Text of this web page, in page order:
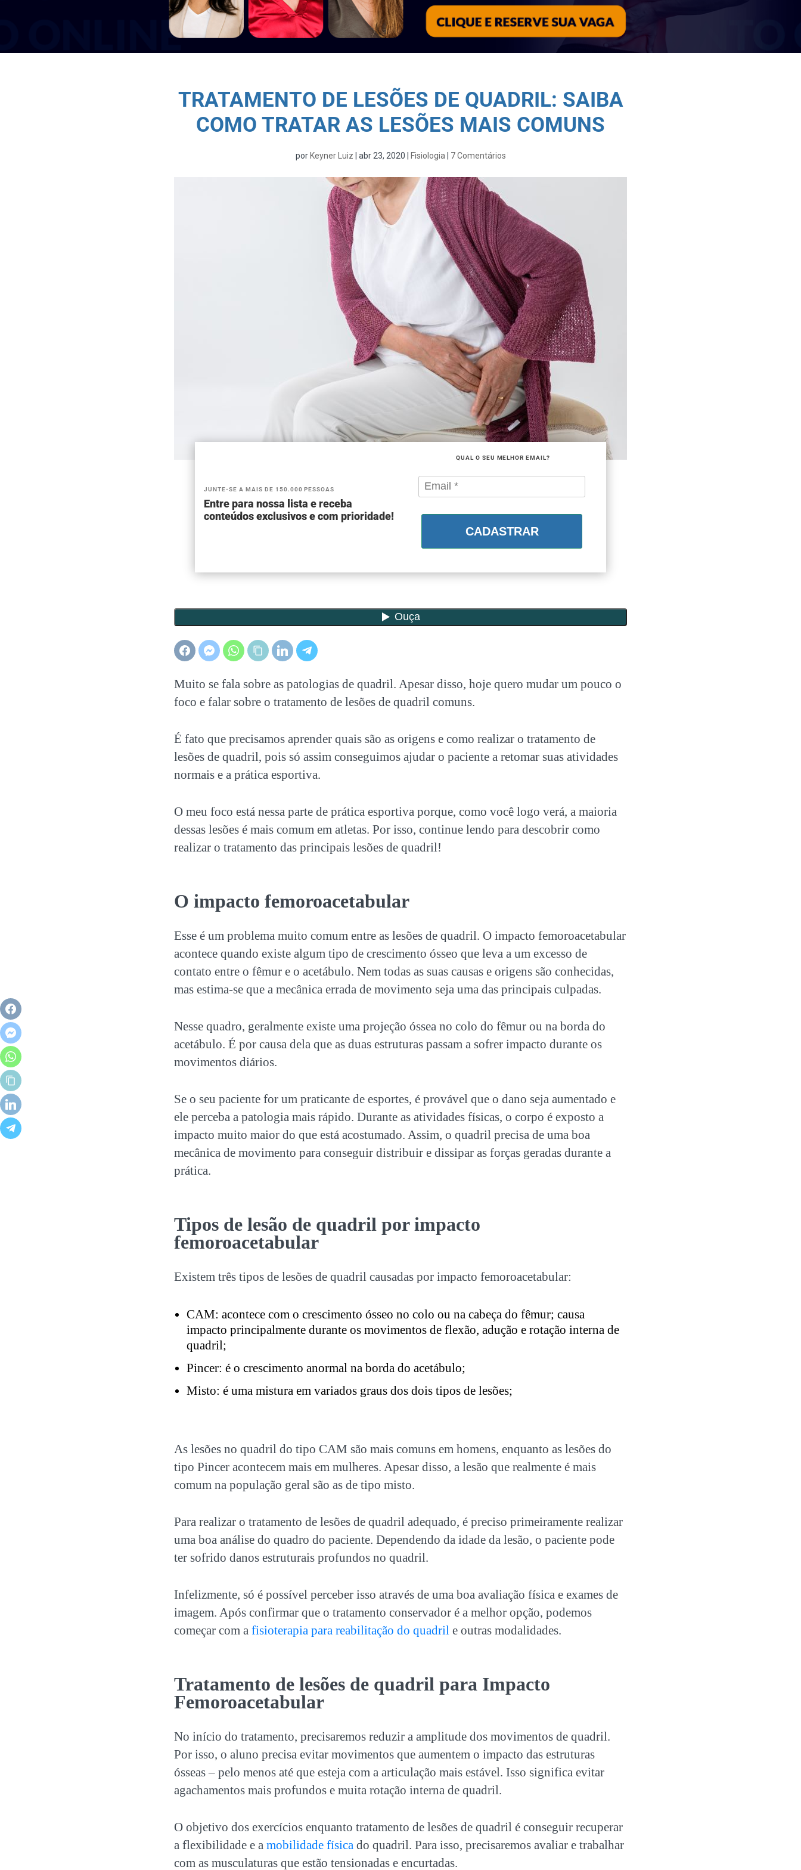
TRATAMENTO DE LESÕES DE QUADRIL: SAIBA
COMO TRATAR AS LESÕES MAIS COMUNS
por Keyner Luiz abr 23, 2020 Fisiologia 7 Comentários
JUNTE-SE A MAIS DE 150.000 PESSOAS
Entre para nossa lista e receba
conteúdos exclusivos e com prioridade!
QUAL O SEU MELHOR EMAIL?
CADASTRAR
Muito se fala sobre as patologias de quadril. Apesar disso, hoje quero mudar um pouco o
foco e falar sobre o tratamento de lesões de quadril comuns.
É fato que precisamos aprender quais são as origens e como realizar o tratamento de
lesões de quadril, pois só assim conseguimos ajudar o paciente a retomar suas atividades
normais e a prática esportiva.
O meu foco está nessa parte de prática esportiva porque, como você logo verá, a maioria
dessas lesões é mais comum em atletas. Por isso, continue lendo para descobrir como
realizar o tratamento das principais lesões de quadril!
O impacto femoroacetabular
Esse é um problema muito comum entre as lesões de quadril. O impacto femoroacetabular
acontece quando existe algum tipo de crescimento ósseo que leva a um excesso de
contato entre o fêmur e o acetábulo. Nem todas as suas causas e origens são conhecidas,
mas estima-se que a mecânica errada de movimento seja uma das principais culpadas.
Nesse quadro, geralmente existe uma projeção óssea no colo do fêmur ou na borda do
acetábulo. É por causa dela que as duas estruturas passam a sofrer impacto durante os
movimentos diários.
Se o seu paciente for um praticante de esportes, é provável que o dano seja aumentado e
ele perceba a patologia mais rápido. Durante as atividades físicas, o corpo é exposto a
impacto muito maior do que está acostumado. Assim, o quadril precisa de uma boa
mecânica de movimento para conseguir distribuir e dissipar as forças geradas durante a
prática.
Tipos de lesão de quadril por impacto
femoroacetabular
Existem três tipos de lesões de quadril causadas por impacto femoroacetabular:
CAM: acontece com o crescimento ósseo no colo ou na cabeça do fêmur; causa
impacto principalmente durante os movimentos de flexão, adução e rotação interna de
quadril;
Pincer: é o crescimento anormal na borda do acetábulo;
Misto: é uma mistura em variados graus dos dois tipos de lesões;
As lesões no quadril do tipo CAM são mais comuns em homens, enquanto as lesões do
tipo Pincer acontecem mais em mulheres. Apesar disso, a lesão que realmente é mais
comum na população geral são as de tipo misto.
Para realizar o tratamento de lesões de quadril adequado, é preciso primeiramente realizar
uma boa análise do quadro do paciente. Dependendo da idade da lesão, o paciente pode
ter sofrido danos estruturais profundos no quadril.
Infelizmente, só é possível perceber isso através de uma boa avaliação física e exames de
imagem. Após confirmar que o tratamento conservador é a melhor opção, podemos
começar com a fisioterapia para reabilitação do quadril e outras modalidades.
Tratamento de lesões de quadril para Impacto
Femoroacetabular
No início do tratamento, precisaremos reduzir a amplitude dos movimentos de quadril.
Por isso, o aluno precisa evitar movimentos que aumentem o impacto das estruturas
ósseas – pelo menos até que esteja com a articulação mais estável. Isso significa evitar
agachamentos mais profundos e muita rotação interna de quadril.
O objetivo dos exercícios enquanto tratamento de lesões de quadril é conseguir recuperar
a flexibilidade e a mobilidade física do quadril. Para isso, precisaremos avaliar e trabalhar
com as musculaturas que estão tensionadas e encurtadas.